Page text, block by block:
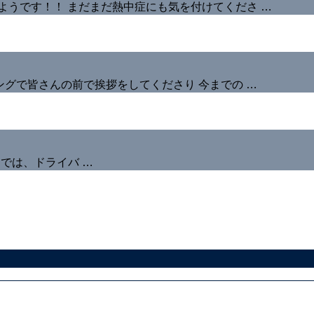
うです！！ まだまだ熱中症にも気を付けてくださ …
で皆さんの前で挨拶をしてくださり 今までの …
は、ドライバ …